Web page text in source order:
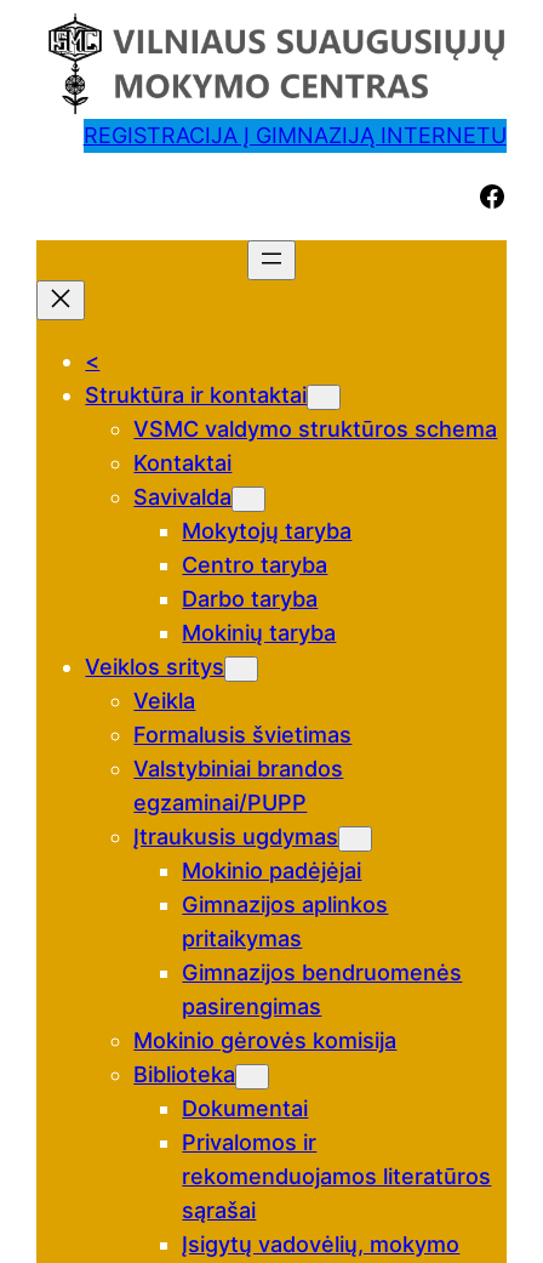
REGISTRACIJA Į GIMNAZIJĄ INTERNETU
Facebook
<
Struktūra ir kontaktai
VSMC valdymo struktūros schema
Kontaktai
Savivalda
Mokytojų taryba
Centro taryba
Darbo taryba
Mokinių taryba
Veiklos sritys
Veikla
Formalusis švietimas
Valstybiniai brandos
egzaminai/PUPP
Įtraukusis ugdymas
Mokinio padėjėjai
Gimnazijos aplinkos
pritaikymas
Gimnazijos bendruomenės
pasirengimas
Mokinio gėrovės komisija
Biblioteka
Dokumentai
Privalomos ir
rekomenduojamos literatūros
sąrašai
Įsigytų vadovėlių, mokymo